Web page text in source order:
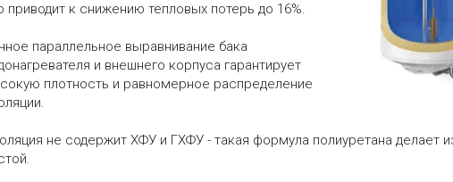
приводит к снижению тепловых потерь до 16%.
параллельное выравнивание бака
и внешнего корпуса гарантирует
плотность и равномерное распределение
не содержит ХФУ и ГХФУ - такая формула полиуретана делает